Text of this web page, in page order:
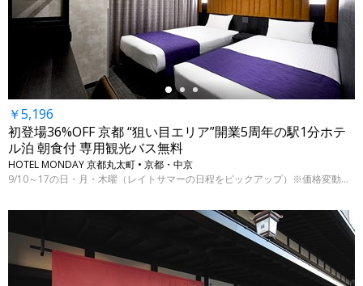
←
￥5,196
初登場36%OFF 京都 “狙い目エリア”開業5周年の駅1分ホテ
ル泊 朝食付 専用観光バス無料
HOTEL MONDAY 京都丸太町 • 京都・中京
9/10～17の日・月・木曜（レイトサマーの日程をピックアップ）※価格変動制、表示料金は8/5 9:00時点